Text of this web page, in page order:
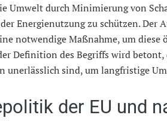
Umwelt durch Minimierung von
Energienutzung zu schützen. Der
notwendige Maßnahme, um diese
Definition des Begriffs wird betont,
unerlässlich sind, um langfristige
der EU und